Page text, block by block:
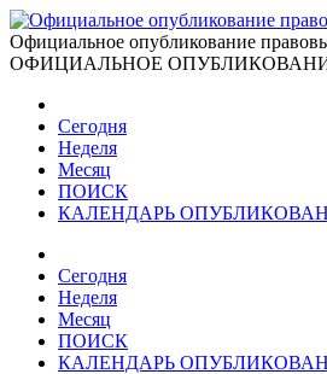
Официальное опубликование
ОФИЦИАЛЬНОЕ
Сегодня
Неделя
Месяц
ПОИСК
КАЛЕНДАРЬ
Сегодня
Неделя
Месяц
ПОИСК
КАЛЕНДАРЬ